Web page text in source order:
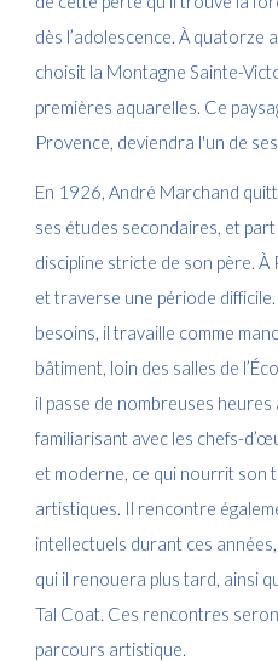
dès l’adolescence. À quatorze
choisit la Montagne Sainte-
premières aquarelles. Ce
Provence, deviendra l'un de
En 1926, André Marchand
ses études secondaires, et
discipline stricte de son père.
et traverse une période
besoins, il travaille comme
bâtiment, loin des salles de
il passe de nombreuses
familiarisant avec les chefs-
et moderne, ce qui nourrit son
artistiques. Il rencontre
intellectuels durant ces
qui il renouera plus tard, ainsi
Tal Coat. Ces rencontres
parcours artistique.